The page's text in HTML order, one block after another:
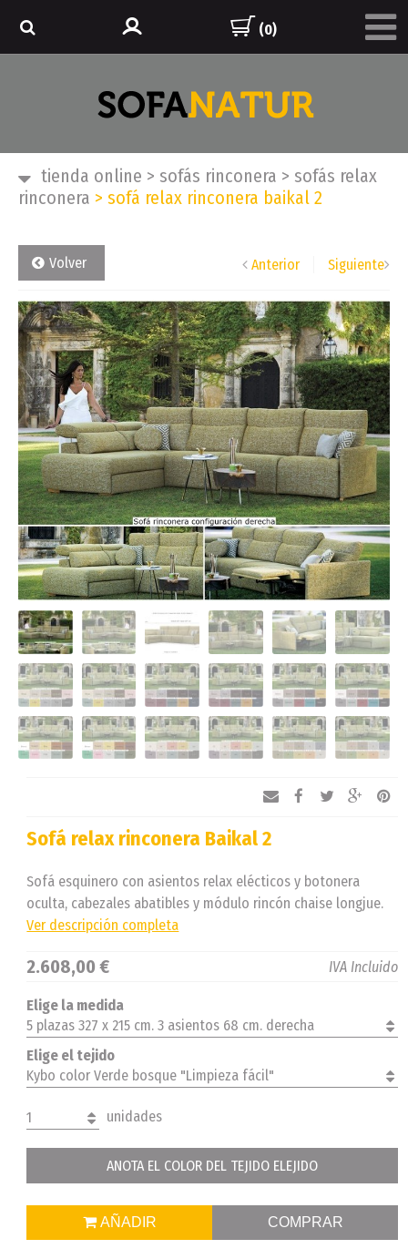
(0)
tienda online > sofás rinconera > sofás relax
rinconera > sofá relax rinconera baikal 2
Volver Anterior Siguiente
Sofá relax rinconera Baikal 2
Sofá esquinero con asientos relax elécticos y botonera
oculta, cabezales abatibles y módulo rincón chaise longjue.
Ver descripción completa
2.608,00 € IVA Incluido
Elige la medida
5 plazas 327 x 215 cm. 3 asientos 68 cm. derecha
Elige el tejido
Kybo color Verde bosque "Limpieza fácil"
1 unidades
ANOTA EL COLOR DEL TEJIDO ELEJIDO
AÑADIR COMPRAR